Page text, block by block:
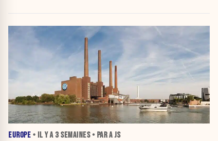
EUROPE • IL Y A 3 SEMAINES• PAR A JS